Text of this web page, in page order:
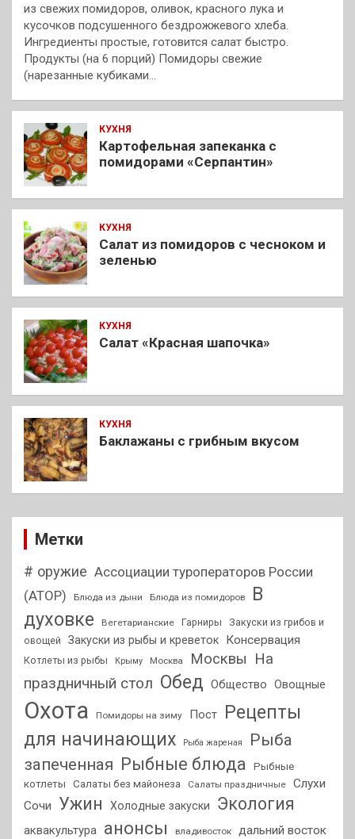
из свежих помидоров, оливок, красного лука и
кусочков подсушенного бездрожжевого хлеба.
Ингредиенты простые, готовится салат быстро.
Продукты (на 6 порций) Помидоры свежие
(нарезанные кубиками…
КУХНЯ
Картофельная запеканка с
помидорами «Серпантин»
КУХНЯ
Салат из помидоров с чесноком и
зеленью
КУХНЯ
Салат «Красная шапочка»
КУХНЯ
Баклажаны с грибным вкусом
Метки
# оружие Ассоциации туроператоров России
(АТОР)
Блюда из дыни Блюда из помидоров
В
духовке
Вегетарианские Гарниры
Закуски из грибов и
овощей
Закуски из рыбы и креветок Консервация
Котлеты из рыбы Крыму Москва Москвы На
праздничный стол Обед Общество Овощные
Охота Помидоры на зиму Пост
Рецепты
для начинающих
Рыба жареная
Рыба
запеченная Рыбные блюда
Рыбные
котлеты
Салаты без майонеза Салаты праздничные
Слухи
Сочи
Ужин Холодные закуски Экология
аквакультура анонсы владивосток дальний восток